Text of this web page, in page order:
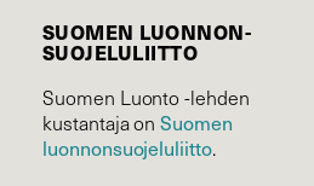
SUOMEN LUONNON­
SUOJELU­LIITTO
Suomen Luonto -lehden
kustantaja onSuomen
luonnonsuojelu­liitto.